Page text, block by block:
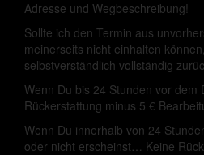
Adresse und Wegbeschreibung!
Sollte ich den Termin aus
meinerseits nicht einhalten
selbstverständlich vollständig
Wenn Du bis 24 Stunden vor
Rückerstattung minus 5 €
Wenn Du innerhalb von 24
oder nicht erscheinst… Keine